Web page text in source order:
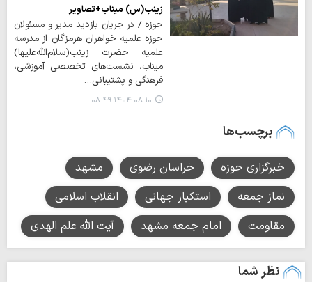
زینب(س) میناب+تصاویر
حوزه / در جریان بازدید مدیر و مسئولان
حوزه علمیه خواهران هرمزگان از مدرسه
علمیه حضرت زینب(سلام‌الله‌علیها)
میناب، نشست‌های تخصصی آموزشی،
فرهنگی و پشتیبانی…
۱۴۰۴-۰۸-۱۰ ۰۸:۴۹
برچسب‌ها
خبرگزاری حوزه خراسان رضوی
مشهد
نماز جمعه
استکبار جهانی
انقلاب اسلامی
مقاومت
امام جمعه مشهد آيت الله علم الهدي
نظر شما